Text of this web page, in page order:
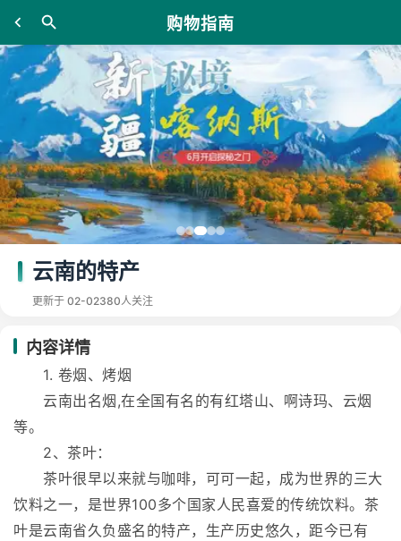
购物指南
云南的特产
更新于 02-02380人关注
内容详情
1. 卷烟、烤烟
云南出名烟,在全国有名的有红塔山、啊诗玛、云烟
等。
2、茶叶：
茶叶很早以来就与咖啡，可可一起，成为世界的三大
饮料之一，是世界100多个国家人民喜爱的传统饮料。茶
叶是云南省久负盛名的特产，生产历史悠久，距今已有